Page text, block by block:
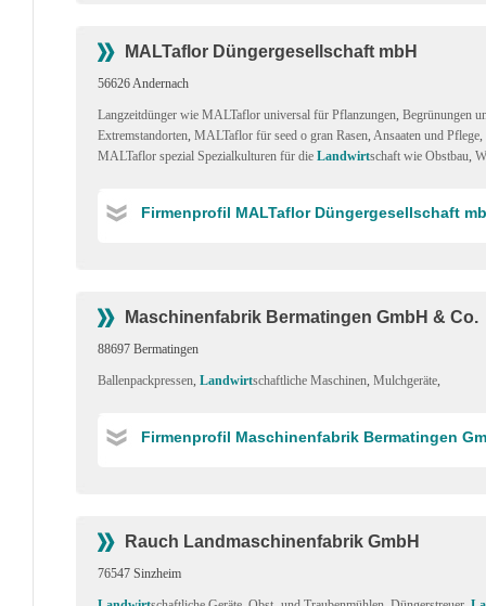
MALTaflor Düngergesellschaft mbH
56626 Andernach
Langzeitdünger wie MALTaflor universal für Pflanzungen, Begrünungen
Extremstandorten, MALTaflor für seed o gran Rasen, Ansaaten und Pflege,
MALTaflor spezial Spezialkulturen für die Landwirtschaft wie Obstbau,
Firmenprofil MALTaflor Düngergesellschaft
Maschinenfabrik Bermatingen GmbH & Co.
88697 Bermatingen
Ballenpackpressen, Landwirtschaftliche Maschinen, Mulchgeräte,
Firmenprofil Maschinenfabrik Bermatingen
Rauch Landmaschinenfabrik GmbH
76547 Sinzheim